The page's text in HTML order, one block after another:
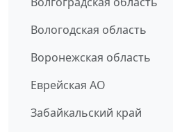
Вологодская область
Воронежская область
Еврейская АО
Забайкальский край